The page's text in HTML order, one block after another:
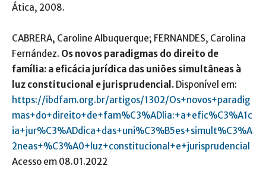
Ática, 2008.
CABRERA, Caroline Albuquerque; FERNANDES, Carolina
Fernández. Os novos paradigmas do direito de
família: a eficácia jurídica das uniões simultâneas à
luz constitucional e jurisprudencial. Disponível em:
https://ibdfam.org.br/artigos/1302/Os+novos+paradig
mas+do+direito+de+fam%C3%ADlia:+a+efic%C3%A1c
ia+jur%C3%ADdica+das+uni%C3%B5es+simult%C3%A
2neas+%C3%A0+luz+constitucional+e+jurisprudencial
Acesso em 08.01.2022